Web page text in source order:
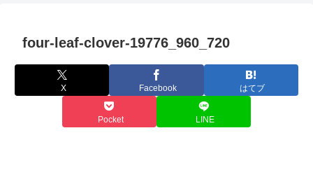
four-leaf-clover-19776_960_720
X Facebook はてブ
Pocket LINE